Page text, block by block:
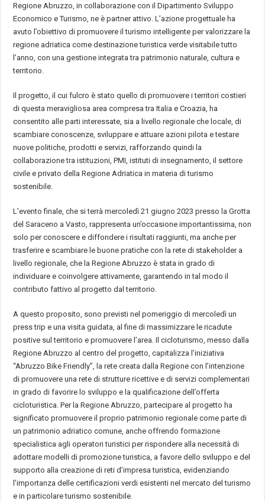
Regione Abruzzo, in collaborazione con il Dipartimento Sviluppo
Economico e Turismo, ne è partner attivo. L’azione progettuale ha
avuto l’obiettivo di promuovere il turismo intelligente per valorizzare la
regione adriatica come destinazione turistica verde visitabile tutto
l’anno, con una gestione integrata tra patrimonio naturale, cultura e
territorio.
Il progetto, il cui fulcro è stato quello di promuovere i territori costieri
di questa meravigliosa area compresa tra Italia e Croazia, ha
consentito alle parti interessate, sia a livello regionale che locale, di
scambiare conoscenze, sviluppare e attuare azioni pilota e testare
nuove politiche, prodotti e servizi, rafforzando quindi la
collaborazione tra istituzioni, PMI, istituti di insegnamento, il settore
civile e privato della Regione Adriatica in materia di turismo
sostenibile.
L’evento finale, che si terrà mercoledì 21 giugno 2023 presso la Grotta
del Saraceno a Vasto, rappresenta un’occasione importantissima, non
solo per conoscere e diffondere i risultati raggiunti, ma anche per
trasferire e scambiare le buone pratiche con la rete di stakeholder a
livello regionale, che la Regione Abruzzo è stata in grado di
individuare e coinvolgere attivamente, garantendo in tal modo il
contributo fattivo al progetto dal territorio.
A questo proposito, sono previsti nel pomeriggio di mercoledì un
press trip e una visita guidata, al fine di massimizzare le ricadute
positive sul territorio e promuovere l’area. Il cicloturismo, messo dalla
Regione Abruzzo al centro del progetto, capitalizza l’iniziativa
“Abruzzo Bike Friendly”, la rete creata dalla Regione con l’intenzione
di promuovere una rete di strutture ricettive e di servizi complementari
in grado di favorire lo sviluppo e la qualificazione dell’offerta
cicloturistica. Per la Regione Abruzzo, partecipare al progetto ha
significato promuovere il proprio patrimonio regionale come parte di
un patrimonio adriatico comune, anche offrendo formazione
specialistica agli operatori turistici per rispondere alla necessità di
adottare modelli di promozione turistica, a favore dello sviluppo e del
supporto alla creazione di reti d’impresa turistica, evidenziando
l’importanza delle certificazioni verdi esistenti nel mercato del turismo
e in particolare turismo sostenibile.